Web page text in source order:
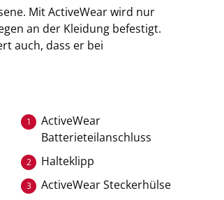
Mit ActiveWear wird nur
an der Kleidung befestigt.
auch, dass er bei
1
ActiveWear
Batterieteilanschluss
2 Halteklipp
3 ActiveWear Steckerhülse